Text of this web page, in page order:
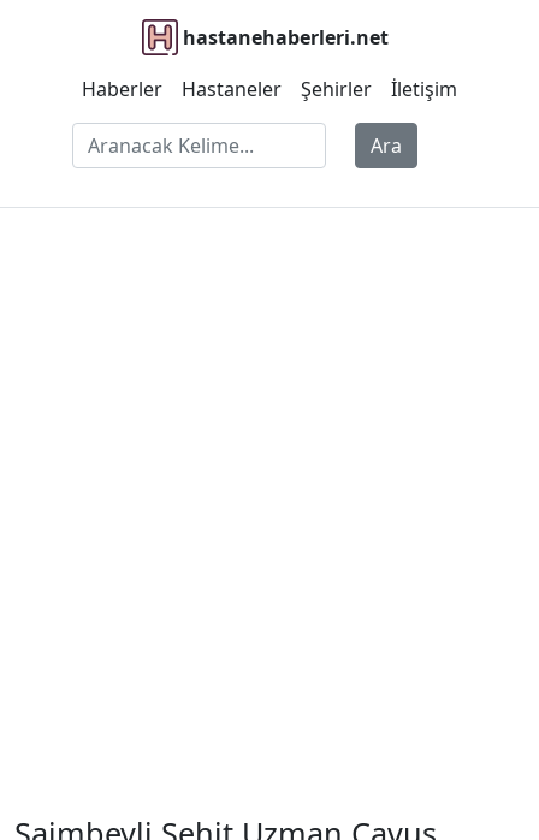
hastanehaberleri.net
Haberler
Hastaneler Şehirler İletişim
Ara